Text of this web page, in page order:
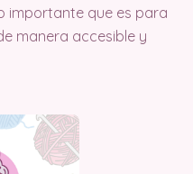
importante que es para
manera accesible y